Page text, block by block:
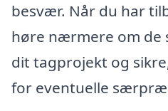
besvær. Når du har
høre nærmere om de
dit tagprojekt og
for eventuelle